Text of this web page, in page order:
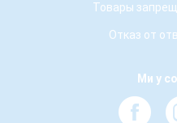
Товары
Отказ от
Ми у